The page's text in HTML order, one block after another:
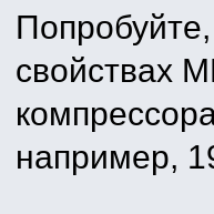
свойствах
например,